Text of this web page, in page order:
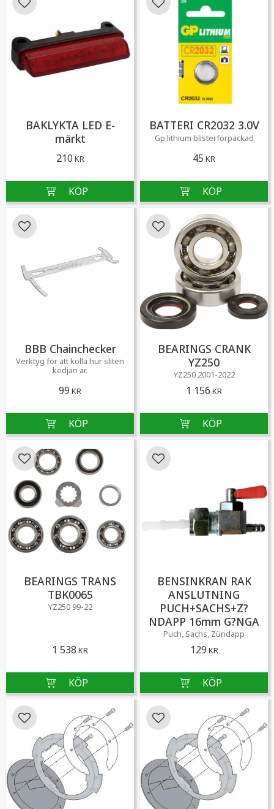
BAKLYKTA LED E-
märkt
210 KR
Lägg till i favoriter
BATTERI CR2032 3.0V
Gp lithium blisterförpackad
45 KR
Lägg till i favoriter
BBB Chainchecker
​Verktyg för att kolla hur sliten
kedjan är.
99 KR
Lägg till i favoriter
BEARINGS CRANK
YZ250
YZ250 2001-2022
1 156 KR
Lägg till i favoriter
BEARINGS TRANS
TBK0065
YZ250 99-22
1 538 KR
Lägg till i favoriter
BENSINKRAN RAK
ANSLUTNING
PUCH+SACHS+Z?
NDAPP 16mm G?NGA
Puch, Sachs, Zündapp
129 KR
Lägg till i favoriter
Lägg till i favoriter Lägg till i favoriter